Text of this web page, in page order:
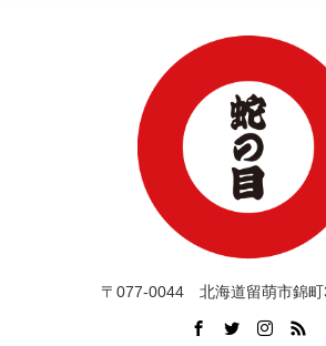
〒077-0044 北海道留萌市錦町